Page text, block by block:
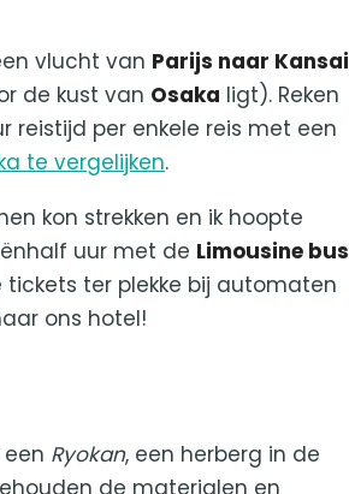
vlucht van Parijs naar Kansai
de kust van Osaka ligt). Reken
reistijd per enkele reis met een
te vergelijken.
kon strekken en ik hoopte
uur met de Limousine bus
tickets ter plekke bij automaten
ons hotel!
Ryokan, een herberg in de
de materialen en